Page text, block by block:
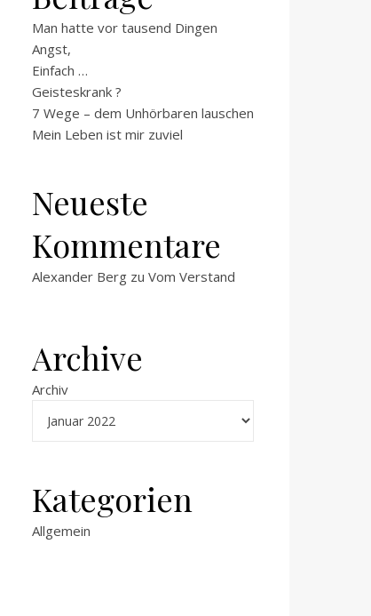
Man hatte vor tausend Dingen
Angst,
Einfach …
Geisteskrank ?
7 Wege – dem Unhörbaren lauschen
Mein Leben ist mir zuviel
Neueste
Kommentare
Alexander Berg zu Vom Verstand
Archive
Archiv
Kategorien
Allgemein